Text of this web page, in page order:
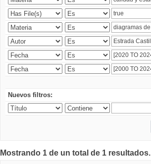
Nuevos filtros:
Mostrando 1 de un total de 1 resultados.